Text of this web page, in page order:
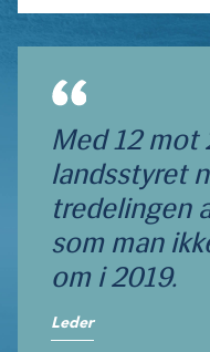
Med 12 mot
landsstyret
tredelingen
som man
om i 2019.
Leder